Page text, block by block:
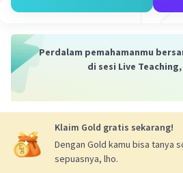
Contoh publikasi fisik yg
mempublikasikan
Beri Rating·0.0(0)
Kresentia E Level 1
26 Agustus 2024 06:37
benar
Perdalam pemahamanmu
di sesi Live Teaching,
Klaim Gold gratis sekarang!
Dengan Gold kamu bisa tanya
sepuasnya, lho.